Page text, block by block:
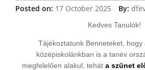
Posted on: 17 October 2025 By:
Kedves Tanulók!
Tájékoztatunk Benneteket, hogy
középiskolánkban is a tanév
megfelelően alakul, tehát a szünet